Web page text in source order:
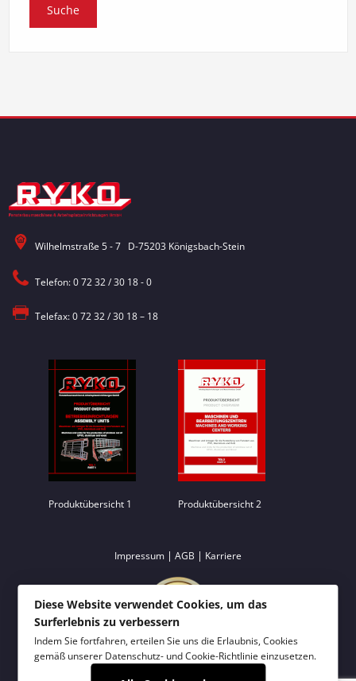
Wilhelmstraße 5 - 7 D-75203 Königsbach-Stein
Telefon: 0 72 32 / 30 18 - 0
Telefax: 0 72 32 / 30 18 – 18
Produktübersicht 1 Produktübersicht 2
Impressum | AGB | Karriere
Diese Website verwendet Cookies, um das
Surferlebnis zu verbessern
Indem Sie fortfahren, erteilen Sie uns die Erlaubnis, Cookies
gemäß unserer Datenschutz- und Cookie-Richtlinie einzusetzen.